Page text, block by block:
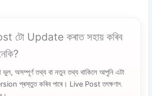
টো Update কৰাত সহায় কৰিব
ভুল, অসম্পূৰ্ণ তথ্য বা নতুন তথ্য থাকিলে আপুনি এটা
প্ৰস্তুত কৰিব পাৰে। Live Post তৎক্ষণাৎ